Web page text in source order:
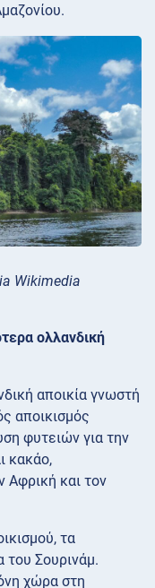
Wikimedia
ολλανδική
αποικία γνωστή
αποικισμός
φυτειών για την
κακάο,
Αφρική και τον
τα
του Σουρινάμ.
χώρα στη